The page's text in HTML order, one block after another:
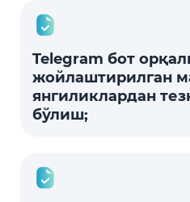
Telegram бот
жойлаштирилган
янгиликлардан
бўлиш;